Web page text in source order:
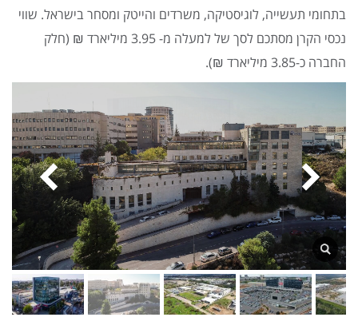
בתחומי תעשייה, לוגיסטיקה, משרדים והייטק ומסחר בישראל. שווי
נכסי הקרן מסתכם לסך של למעלה מ- 3.95 מיליארד ₪ (חלק
החברה כ-3.85 מיליארד ₪).